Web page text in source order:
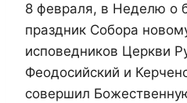
8 февраля, в Неделю о
праздник Собора
исповедников Церкви
Феодосийский и
совершил